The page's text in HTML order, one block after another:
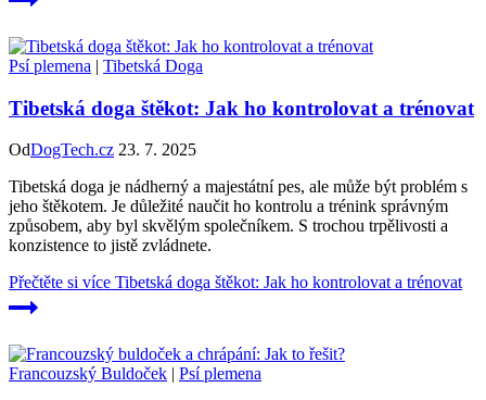
Psí plemena | Tibetská Doga
Tibetská doga štěkot: Jak ho kontrolovat a trénovat
OdDogTech.cz 23. 7. 2025
Tibetská doga je nádherný a majestátní pes, ale může být problém s
jeho štěkotem. Je důležité naučit ho kontrolu a trénink správným
způsobem, aby byl skvělým společníkem. S trochou trpělivosti a
konzistence to jistě zvládnete.
Přečtěte si více Tibetská doga štěkot: Jak ho kontrolovat a trénovat
Francouzský Buldoček | Psí plemena